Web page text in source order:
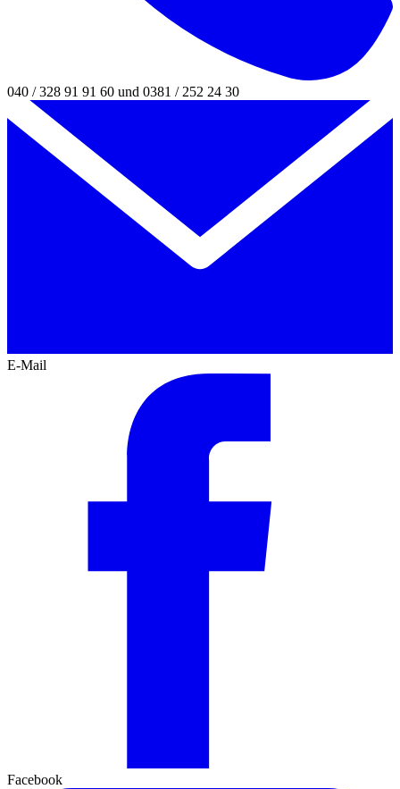
040 / 328 91 91 60 und 0381 / 252 24 30
E-Mail
Facebook